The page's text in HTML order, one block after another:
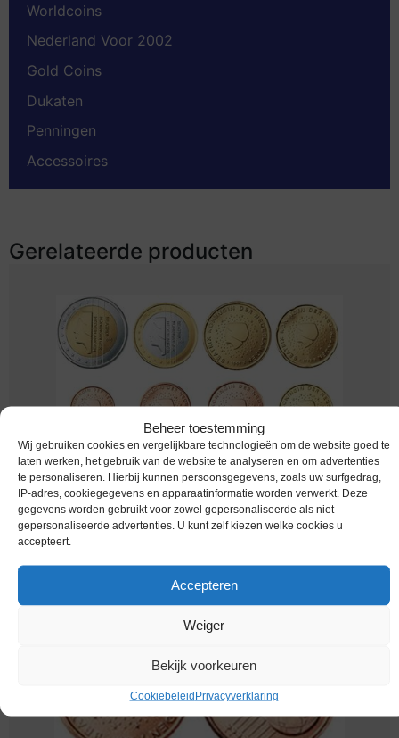
Beheer toestemming
Wij gebruiken cookies en vergelijkbare technologieën om de website goed te
laten werken, het gebruik van de website te analyseren en om advertenties
te personaliseren. Hierbij kunnen persoonsgegevens, zoals uw surfgedrag,
IP-adres, cookiegegevens en apparaatinformatie worden verwerkt. Deze
gegevens worden gebruikt voor zowel gepersonaliseerde als niet-
gepersonaliseerde advertenties. U kunt zelf kiezen welke cookies u
accepteert.
Accepteren
Weiger
Bekijk voorkeuren
CookiebeleidPrivacyverklaring
Worldcoins
Nederland Voor 2002
Gold Coins
Dukaten
Penningen
Accessoires
Gerelateerde producten
Euromunten / Nederland / 2001 / Unc / alle 8
munten
€12,95